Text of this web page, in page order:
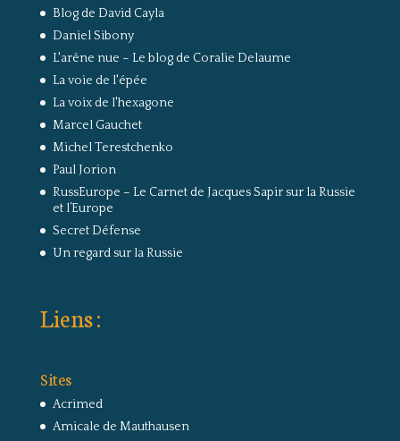
Blog de David Cayla
Daniel Sibony
L'arêne nue – Le blog de Coralie Delaume
La voie de l'épée
La voix de l'hexagone
Marcel Gauchet
Michel Terestchenko
Paul Jorion
RussEurope – Le Carnet de Jacques Sapir sur la Russie
et l’Europe
Secret Défense
Un regard sur la Russie
Liens :
Sites
Acrimed
Amicale de Mauthausen